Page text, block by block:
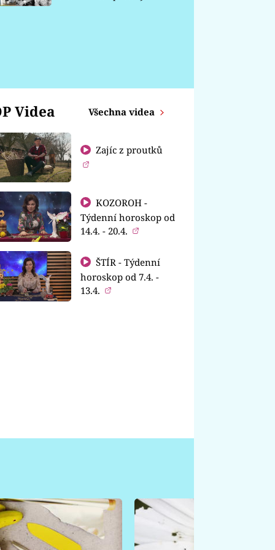
Videa Všechna videa
Zajíc z proutků
KOZOROH -
Týdenní horoskop od
14.4. - 20.4.
ŠTÍR - Týdenní
horoskop od 7.4. -
13.4.